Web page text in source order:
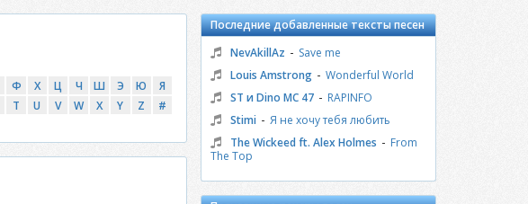
Ф Х Ц Ч Ш Э Ю
Я
T U V W X Y Z #
Последние добавленные тексты песен
NevAkillAz - Save me
Louis Amstrong - Wonderful World
ST и Dino MC 47 - RAPINFO
Stimi - Я не хочу тебя любить
The Wickeed ft. Alex Holmes - From
The Top